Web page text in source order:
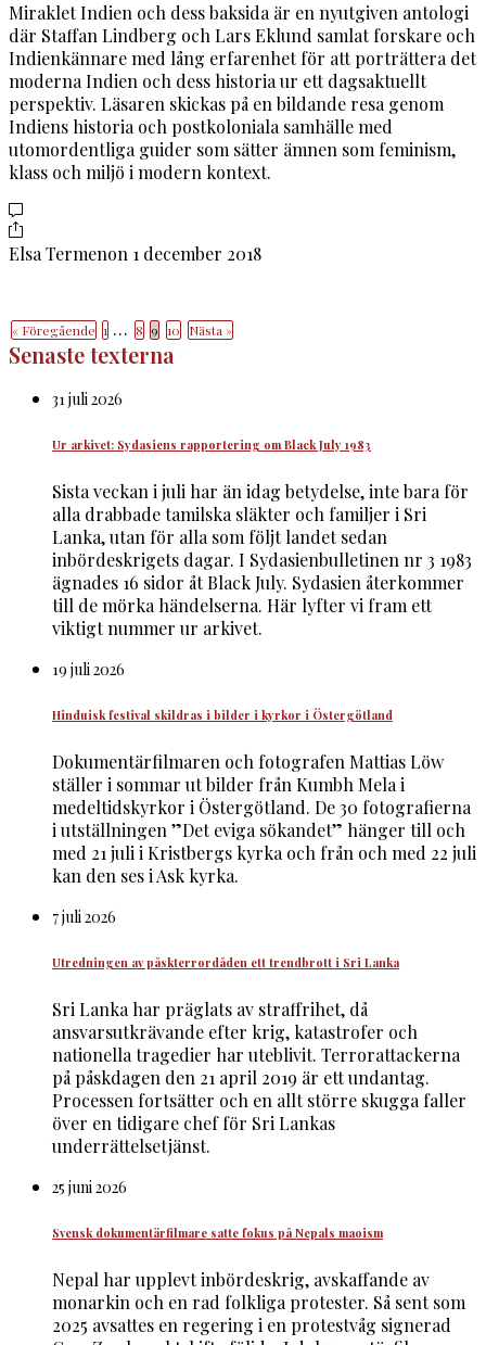
Miraklet Indien och dess baksida är en nyutgiven antologi
där Staffan Lindberg och Lars Eklund samlat forskare och
Indienkännare med lång erfarenhet för att porträttera det
moderna Indien och dess historia ur ett dagsaktuellt
perspektiv. Läsaren skickas på en bildande resa genom
Indiens historia och postkoloniala samhälle med
utomordentliga guider som sätter ämnen som feminism,
klass och miljö i modern kontext.
Elsa Termenon 1 december 2018
« Föregående 1 … 8 9 10 Nästa »
Senaste texterna
31 juli 2026
Ur arkivet: Sydasiens rapportering om Black July 1983
Sista veckan i juli har än idag betydelse, inte bara för
alla drabbade tamilska släkter och familjer i Sri
Lanka, utan för alla som följt landet sedan
inbördeskrigets dagar. I Sydasienbulletinen nr 3 1983
ägnades 16 sidor åt Black July. Sydasien återkommer
till de mörka händelserna. Här lyfter vi fram ett
viktigt nummer ur arkivet.
19 juli 2026
Hinduisk festival skildras i bilder i kyrkor i Östergötland
Dokumentärfilmaren och fotografen Mattias Löw
ställer i sommar ut bilder från Kumbh Mela i
medeltidskyrkor i Östergötland. De 30 fotografierna
i utställningen ”Det eviga sökandet” hänger till och
med 21 juli i Kristbergs kyrka och från och med 22 juli
kan den ses i Ask kyrka.
7 juli 2026
Utredningen av påskterrordåden ett trendbrott i Sri Lanka
Sri Lanka har präglats av straffrihet, då
ansvarsutkrävande efter krig, katastrofer och
nationella tragedier har uteblivit. Terrorattackerna
på påskdagen den 21 april 2019 är ett undantag.
Processen fortsätter och en allt större skugga faller
över en tidigare chef för Sri Lankas
underrättelsetjänst.
25 juni 2026
Svensk dokumentärfilmare satte fokus på Nepals maoism
Nepal har upplevt inbördeskrig, avskaffande av
monarkin och en rad folkliga protester. Så sent som
2025 avsattes en regering i en protestvåg signerad